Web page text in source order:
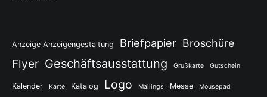
Anzeige Anzeigengestaltung Briefpapier Broschüre
Flyer Geschäftsausstattung Grußkarte Gutschein
Kalender Karte Katalog Logo Mailings Messe Mousepad